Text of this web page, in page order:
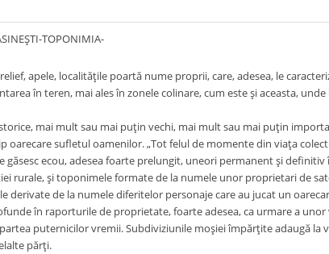
TOPONIMIA-
apele, localităţile poartă nume proprii, care, adesea, le
în teren, mai ales în zonele colinare, cum este şi aceasta,
mai mult sau mai puţin vechi, mai mult sau mai puţin
sufletul oamenilor. „Tot felul de momente din viaţa
găsesc ecou, adesea foarte prelungit, uneori permanent şi definitiv
rurale, şi toponimele formate de la numele unor proprietari de
derivate de la numele diferitelor personaje care au jucat un
în raporturile de proprietate, foarte adesea, ca urmare a unor
puternicilor vremii. Subdiviziunile moşiei împărţite adaugă la
părţi.